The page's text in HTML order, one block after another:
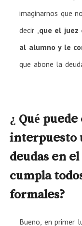
imaginarnos que
decir , que el juez
al alumno y le
que abone la
¿ Qué
interpuesto
deudas en
cumpla
formales?
Bueno, en primer